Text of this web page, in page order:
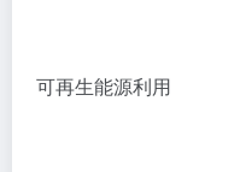
可再生能源利用